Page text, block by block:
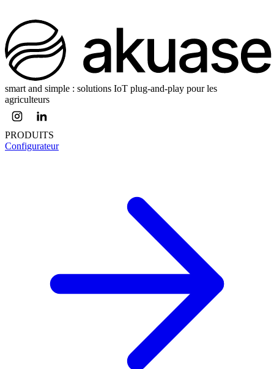
smart and simple : solutions IoT plug-and-play pour les
agriculteurs
PRODUITS
Configurateur